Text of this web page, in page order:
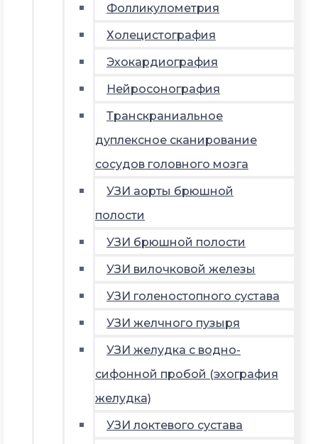
Фолликулометрия
Холецистография
Эхокардиография
Нейросонография
Транскраниальное
дуплексное сканирование
сосудов головного мозга
УЗИ аорты брюшной
полости
УЗИ брюшной полости
УЗИ вилочковой железы
УЗИ голеностопного сустава
УЗИ желчного пузыря
УЗИ желудка с водно-
сифонной пробой (эхография
желудка)
УЗИ локтевого сустава